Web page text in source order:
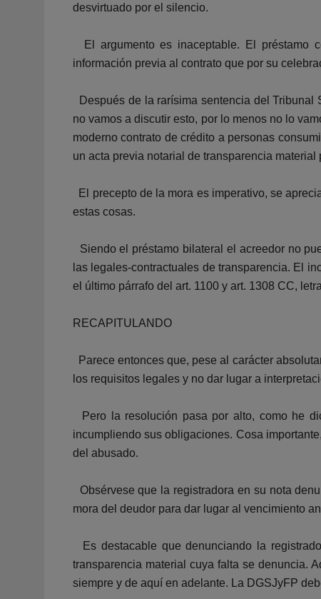
desvirtuado por el silencio.
El argumento es inaceptable. El préstamo
información previa al contrato que por su
Después de la rarísima sentencia del Tribunal
no vamos a discutir esto, por lo menos no lo
moderno contrato de crédito a personas
un acta previa notarial de transparencia
El precepto de la mora es imperativo, se
estas cosas.
Siendo el préstamo bilateral el acreedor no
las legales-contractuales de transparencia. El
el último párrafo del art. 1100 y art. 1308 CC,
RECAPITULANDO
Parece entonces que, pese al carácter
los requisitos legales y no dar lugar a
Pero la resolución pasa por alto, como he
incumpliendo sus obligaciones. Cosa
del abusado.
Obsérvese que la registradora en su nota
mora del deudor para dar lugar al vencimiento
Es destacable que denunciando la
transparencia material cuya falta se denuncia.
siempre y de aquí en adelante. La DGSJyFP